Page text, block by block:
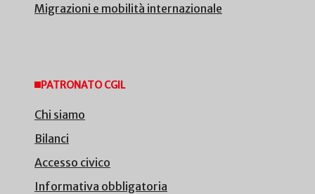
Migrazioni e mobilità internazionale
PATRONATO CGIL
Chi siamo
Bilanci
Accesso civico
Informativa obbligatoria